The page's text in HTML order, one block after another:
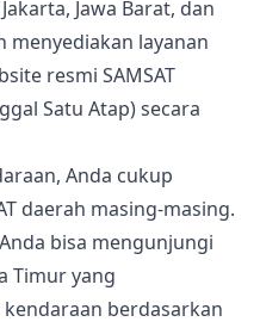
Jawa Barat, dan
menyediakan layanan
resmi SAMSAT
Satu Atap) secara
Anda cukup
daerah masing-masing.
bisa mengunjungi
Timur yang
berdasarkan